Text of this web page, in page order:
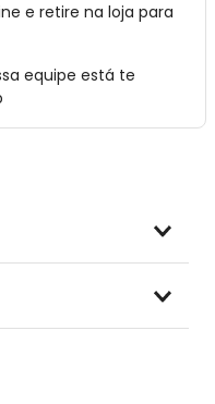
e retire na loja para
equipe está te